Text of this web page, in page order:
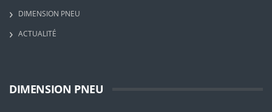
DIMENSION PNEU
ACTUALITÉ
DIMENSION PNEU